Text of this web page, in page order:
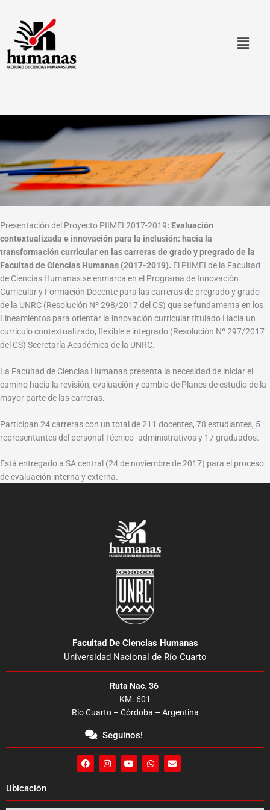
contenido
Presentación del Proyecto PIIMEI 2017-2019: Evaluación
contextualizada e innovación para la inclusión: hacia la
transformación curricular en las carreras de grado y pregrado de la
Facultad de Ciencias Humanas (2017-2019). El PIIMEI de la Facultad
de Ciencias Humanas se enmarca en el Programa de Innovación
Curricular y Formación Docente para las carreras de pregrado y grado
de la UNRC (Resolución Nº 298/2017 del CS) que se fundamenta en los
Lineamientos para orientar la innovación curricular titulado Hacia un
currículo contextualizado, flexible e integrado (Resolución Nº 297/2017
del CS) Secretaría Académica de la UNRC.
La Facultad de Ciencias Humanas presenta la necesidad de iniciar el
camino hacia la revisión, evaluación y cambio de Planes de estudio de la
mayor parte de las carreras.
Participan 24 carreras con un total de 211 docentes, 78 estudiantes, 5
representantes del personal Técnico- administrativos y 17 graduados.
Está entregado a SA central (24 de noviembre de 2017) para el proceso
de evaluación interna y externa.
Ubicación
Facultad De Ciencias Humanas
Universidad Nacional de Río Cuarto
Ruta Nac. 36
KM. 601
Río Cuarto – Córdoba – Argentina
Seguinos!
F
a
o
I
n
g
Y
o
b
W
h
a
E
n
o